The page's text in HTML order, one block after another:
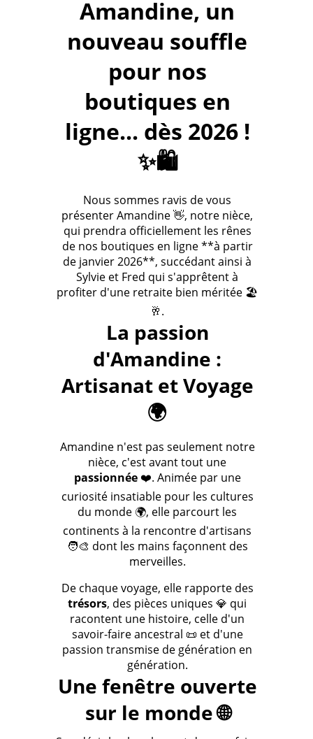
Amandine, un
nouveau souffle
pour nos
boutiques en
ligne... dès 2026 !
✨🛍️
Nous sommes ravis de vous
présenter Amandine 👋, notre nièce,
qui prendra officiellement les rênes
de nos boutiques en ligne **à partir
de janvier 2026**, succédant ainsi à
Sylvie et Fred qui s'apprêtent à
profiter d'une retraite bien méritée 🏖️
🥂.
La passion
d'Amandine :
Artisanat et Voyage
🌍
Amandine n'est pas seulement notre
nièce, c'est avant tout une
passionnée❤️. Animée par une
curiosité insatiable pour les cultures
du monde 🌍, elle parcourt les
continents à la rencontre d'artisans
🧑‍🎨 dont les mains façonnent des
merveilles.
De chaque voyage, elle rapporte des
trésors, des pièces uniques 💎 qui
racontent une histoire, celle d'un
savoir-faire ancestral 📜 et d'une
passion transmise de génération en
génération.
Une fenêtre ouverte
sur le monde 🌐